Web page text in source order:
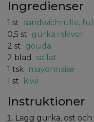
Ingredienser
1 st sandwichrulle,
0,5 st gurka i skivor
2 st gouda
2 blad
sallat
1 tsk mayonnaise
1 st kiwi
Instruktioner
Lägg gurka, ost